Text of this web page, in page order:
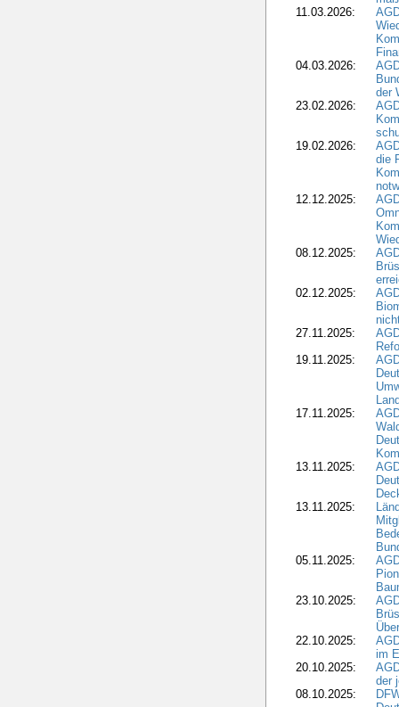
11.03.2026:
04.03.2026:
der
23.02.2026:
19.02.2026:
die
12.12.2025:
08.12.2025:
02.12.2025:
27.11.2025:
19.11.2025:
17.11.2025:
13.11.2025:
13.11.2025:
05.11.2025:
23.10.2025:
22.10.2025:
im
20.10.2025:
der
08.10.2025: